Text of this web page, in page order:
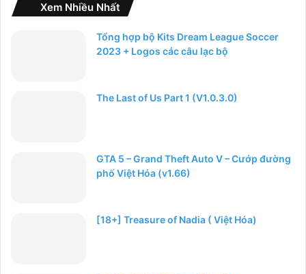
Xem Nhiều Nhất
Tổng hợp bộ Kits Dream League Soccer
2023 + Logos các câu lạc bộ
The Last of Us Part 1 (V1.0.3.0)
GTA 5 – Grand Theft Auto V – Cướp đường
phố Việt Hóa (v1.66)
[18+] Treasure of Nadia ( Việt Hóa)